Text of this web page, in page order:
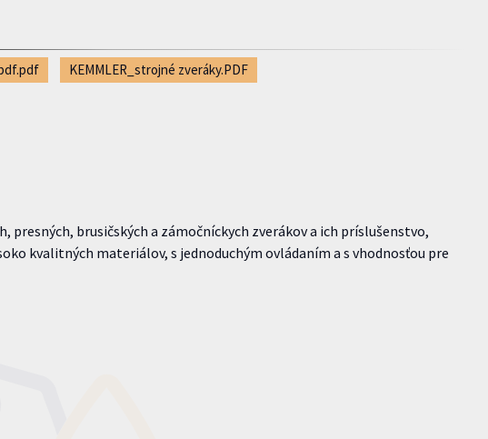
KEMMLER_strojné zveráky.PDF
brusičských a zámočníckych zverákov a ich príslušenstvo,
kvalitných materiálov, s jednoduchým ovládaním a s vhodnosťou pre